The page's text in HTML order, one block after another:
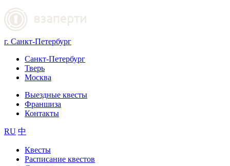
г. Санкт-Петербург
Санкт-Петербург
Тверь
Москва
Выездные квесты
Франшиза
Контакты
RU 中
Квесты
Расписание квестов